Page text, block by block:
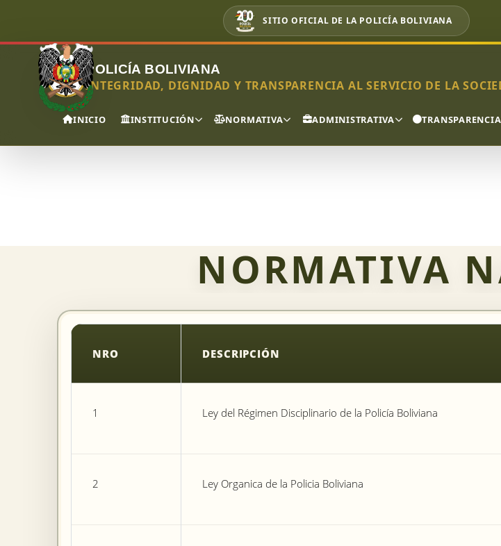
SITIO OFICIAL DE LA POLICÍA BOLIVIANA
POLICÍA BOLIVIANA
INTEGRIDAD, DIGNIDAD Y TRANSPARENCIA AL SERVICIO DE LA
INICIO INSTITUCIÓN NORMATIVA ADMINISTRATIVA TRANSPARENCIA
NORMATIVA
NRO DESCRIPCIÓN
1 Ley del Régimen Disciplinario de la Policía Boliviana
2 Ley Organica de la Policia Boliviana